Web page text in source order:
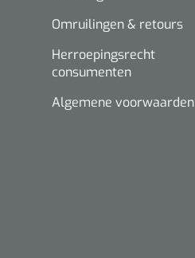
Omruilingen & retours
Herroepingsrecht
consumenten
Algemene voorwaarden